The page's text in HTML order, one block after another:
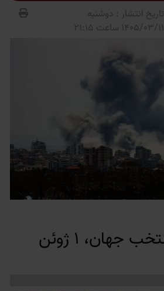
تاریخ انتشار : دوشنبه
1405/03/11 ساعت 21:15
عکس های منتخب جهان، 1 ژوئن